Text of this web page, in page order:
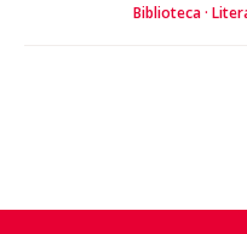
Biblioteca